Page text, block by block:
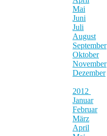
Mai
Juni
Juli
August
September
Oktober
November
Dezember
2012
Januar
Februar
März
April